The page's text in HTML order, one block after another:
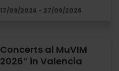
17/09/2026 - 27/09/2026
Concerts al MuVIM
2026“ in Valencia